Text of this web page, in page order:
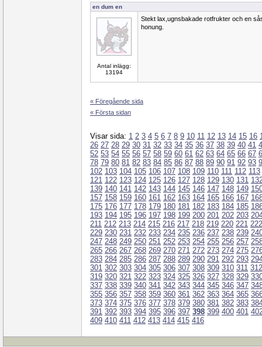
en dum en
Antal inlägg:
13194
Stekt lax,ugnsbakade rotfrukter och en
honung.
« Föregående sida
« Första sidan
Visar sida: 1 2 3 4 5 6 7 8 9 10 11 12 13 14 15 16
26 27 28 29 30 31 32 33 34 35 36 37 38 39 40 41
52 53 54 55 56 57 58 59 60 61 62 63 64 65 66 67
78 79 80 81 82 83 84 85 86 87 88 89 90 91 92 93
102 103 104 105 106 107 108 109 110 111 112 113
121 122 123 124 125 126 127 128 129 130 131
139 140 141 142 143 144 145 146 147 148 149
157 158 159 160 161 162 163 164 165 166 167
175 176 177 178 179 180 181 182 183 184 185
193 194 195 196 197 198 199 200 201 202 203
211 212 213 214 215 216 217 218 219 220 221 222
229 230 231 232 233 234 235 236 237 238 239
247 248 249 250 251 252 253 254 255 256 257
265 266 267 268 269 270 271 272 273 274 275
283 284 285 286 287 288 289 290 291 292 293
301 302 303 304 305 306 307 308 309 310 311 312
319 320 321 322 323 324 325 326 327 328 329
337 338 339 340 341 342 343 344 345 346 347
355 356 357 358 359 360 361 362 363 364 365
373 374 375 376 377 378 379 380 381 382 383
391 392 393 394 395 396 397 398 399 400 401
409 410 411 412 413 414 415 416